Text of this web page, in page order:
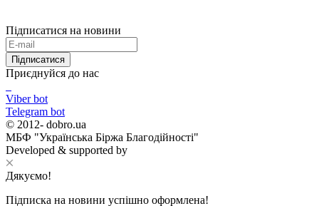
Підписатися на новини
Підписатися
Приєднуйся до нас
Viber bot
Telegram bot
© 2012- dobro.ua
МБФ "Українська Біржа Благодійності"
Developed & supported by
Дякуємо!
Підписка на новини успішно оформлена!